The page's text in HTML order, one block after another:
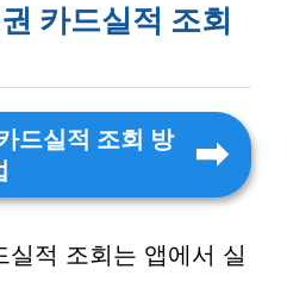
카드실적 조회
드실적 조회 방
실적 조회는 앱에서 실